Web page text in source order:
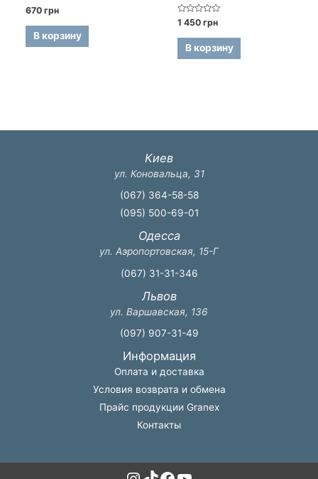
Оценка
0
из
670грн
В корзину
Оценка
0
из
1 450грн
В корзину
Киев
ул. Коновальца, 31
(067) 364-58-58
(095) 500-69-01
Одесса
ул. Аэропортовская, 15-Г
(067) 31-31-346
Львов
ул. Варшавская, 136
(097) 907-31-49
Информация
Оплата и доставка
Условия возврата и обмена
Прайс продукции Granex
Контакты